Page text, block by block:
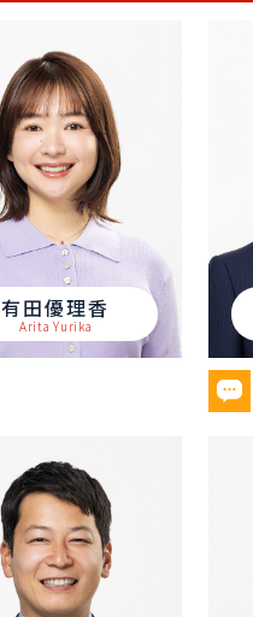
有田優理香
Arita Yurika